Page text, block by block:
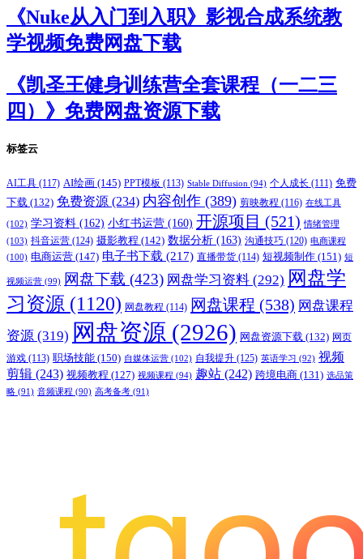
《Nuke从入门到入职》影视合成系统教
学视频免费网盘下载
《凯圣王健身训练营全套课程（一二三
四）》免费网盘资源下载
标签云
AI工具 (117) AI绘画 (145) PPT模板 (113) Stable Diffusion (94) 个人成长 (111) 免费
下载 (132) 免费资源 (234) 内容创作 (389) 剪映教程 (116) 在线工具
(102) 学习资料 (162) 小红书运营 (160) 开源项目 (521) 情绪管理
(103) 抖音运营 (124) 摄影教程 (142) 数据分析 (163) 沟通技巧 (120) 电商课程
(100) 电商运营 (147) 电子书下载 (217) 直播带货 (114) 短视频制作 (151) 短
视频运营 (99) 网盘下载 (423) 网盘学习资料 (292) 网盘学
习资源 (1120) 网盘教程 (114) 网盘课程 (538) 网盘课程
资源 (319) 网盘资源 (2926) 网盘资源下载 (132) 网页
游戏 (113) 职场技能 (150) 自媒体运营 (102) 自我提升 (125) 英语学习 (92) 视频
剪辑 (243) 视频教程 (127) 视频课程 (94) 趣站 (242) 跨境电商 (131) 选品策
略 (91) 音频课程 (90) 高考备考 (91)